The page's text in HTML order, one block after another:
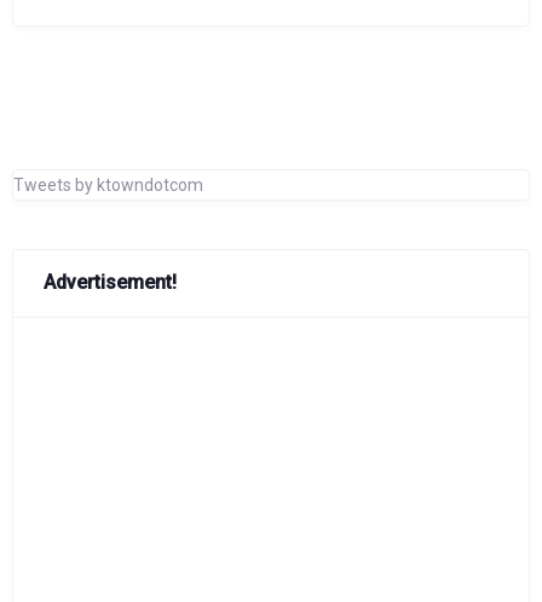
Tweets by ktowndotcom
Advertisement!